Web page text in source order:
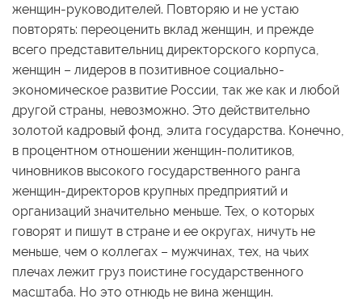
женщин-руководителей. Повторяю и не устаю
повторять: переоценить вклад женщин, и прежде
всего представительниц директорского корпуса,
женщин – лидеров в позитивное социально-
экономическое развитие России, так же как и любой
другой страны, невозможно. Это действительно
золотой кадровый фонд, элита государства. Конечно,
в процентном отношении женщин-политиков,
чиновников высокого государственного ранга
женщин-директоров крупных предприятий и
организаций значительно меньше. Тех, о которых
говорят и пишут в стране и ее округах, ничуть не
меньше, чем о коллегах – мужчинах, тех, на чьих
плечах лежит груз поистине государственного
масштаба. Но это отнюдь не вина женщин.